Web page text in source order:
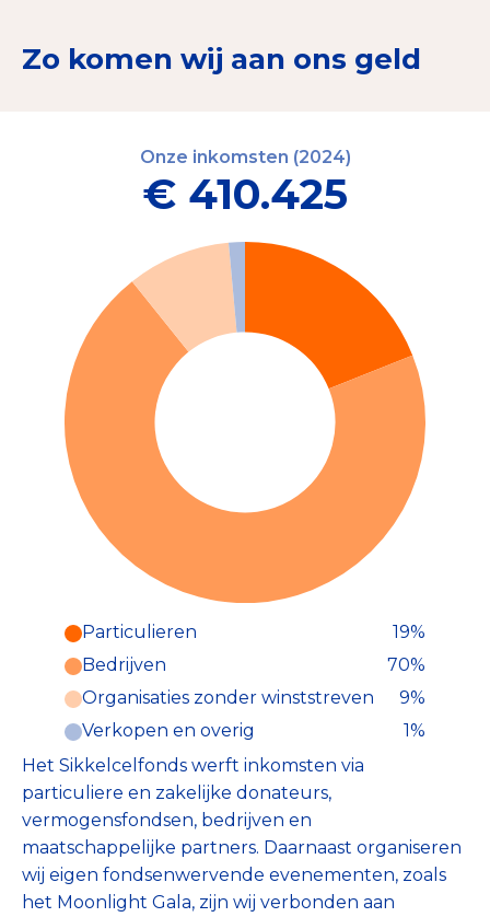
Zo komen wij aan ons geld
Onze inkomsten (2024)
€ 410.425
Particulieren (19%)
Deze inkomsten zijn als volgt
onderverdeeld:
Particulieren
19%
Bedrijven
70%
Organisaties zonder winststreven
9%
Verkopen en overig
1%
Het Sikkelcelfonds werft inkomsten via
particuliere en zakelijke donateurs,
vermogensfondsen, bedrijven en
maatschappelijke partners. Daarnaast organiseren
wij eigen fondsenwervende evenementen, zoals
het Moonlight Gala, zijn wij verbonden aan